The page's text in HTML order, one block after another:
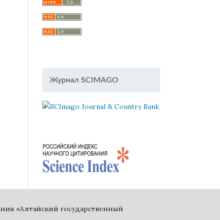
Журнал SCIMAGO
«Алтайский государственный